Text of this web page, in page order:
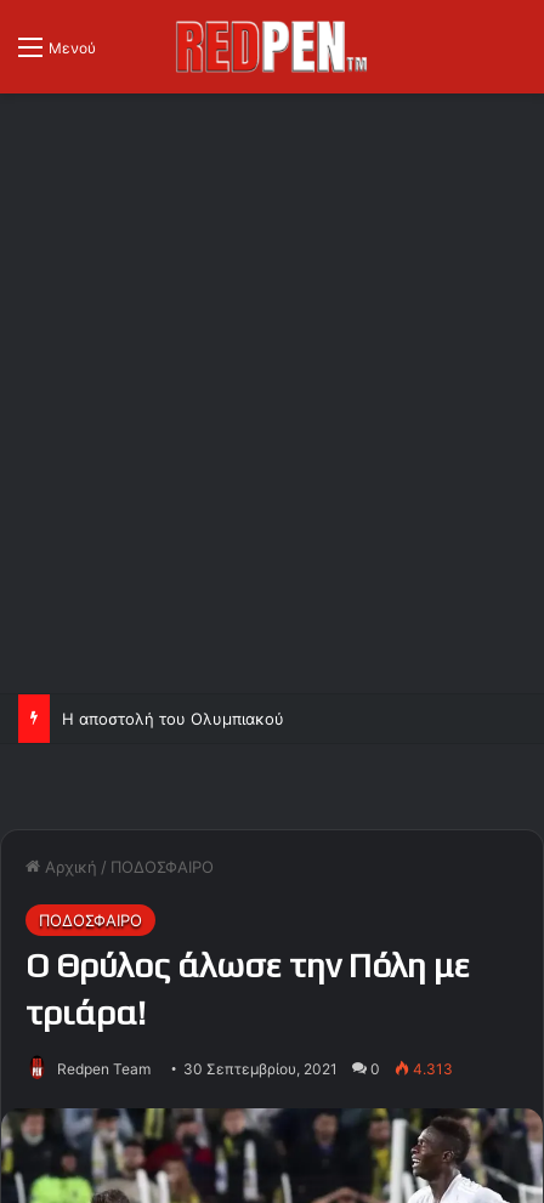
Μενού
Η αποστολή του Ολυμπιακού
Αρχική / ΠΟΔΟΣΦΑΙΡΟ
ΠΟΔΟΣΦΑΙΡΟ
Ο Θρύλος άλωσε την Πόλη με
τριάρα!
Redpen Team 30 Σεπτεμβρίου, 2021 0 4.313